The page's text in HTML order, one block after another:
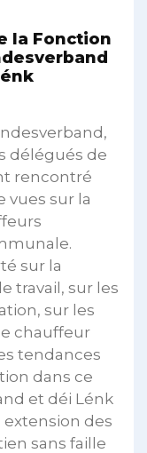
la Fonction
délégués de
rencontré
vues sur la
sur la
travail, sur les
sur les
chauffeur
tendances
dans ce
et déi Lénk
des
sans faille